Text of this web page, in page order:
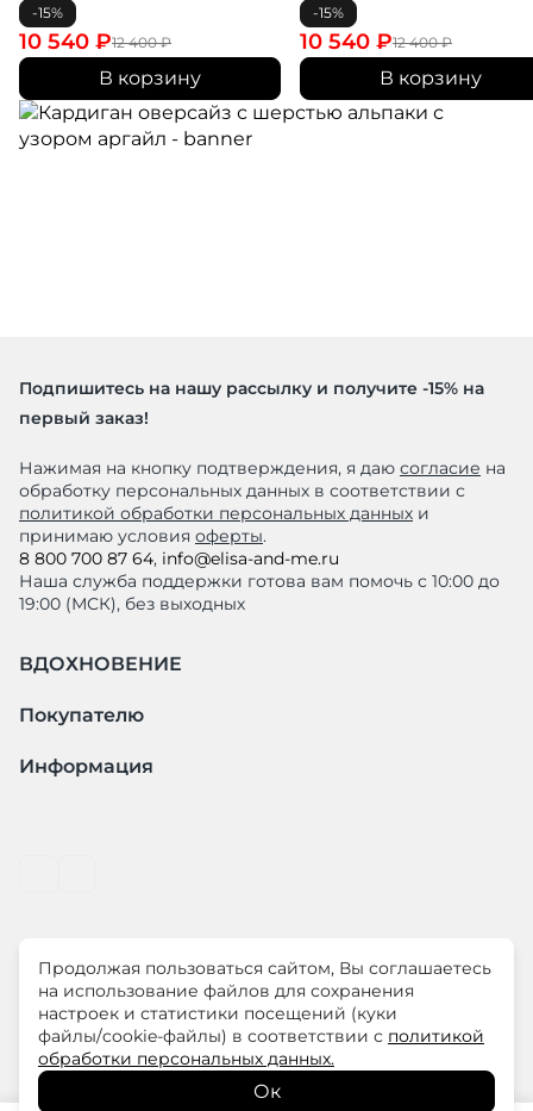
-15%
12 400₽
10 540 ₽
В корзину
-15%
12 400₽
10 540 ₽
В корзину
Подпишитесь на нашу рассылку и получите -15% на
первый заказ!
Нажимая на кнопку подтверждения, я даю согласие на
обработку персональных данных в соответствии с
политикой обработки персональных данных и
принимаю условия оферты.
8 800 700 87 64, info@elisa-and-me.ru
Наша служба поддержки готова вам помочь с 10:00 до
19:00 (МСК), без выходных
ВДОХНОВЕНИЕ
Покупателю
Информация
© ООО "ЛиМ Холдинг" 2026
ELISA.AND.ME – элегантная премиум одежда для
современных женщин
Продолжая пользоваться сайтом, Вы соглашаетесь
на использование файлов для сохранения
настроек и статистики посещений (куки
файлы/cookie-файлы) в соответствии с политикой
обработки персональных данных.
Ок